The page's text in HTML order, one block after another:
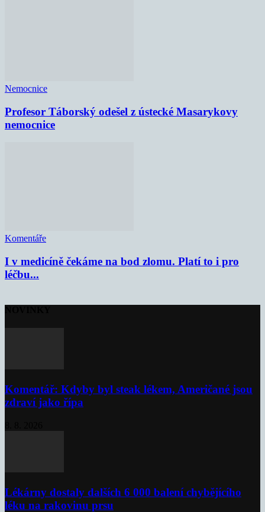
Nemocnice
Profesor Táborský odešel z ústecké Masarykovy
nemocnice
Komentáře
I v medicíně čekáme na bod zlomu. Platí to i pro
léčbu...
Komentář: Kdyby byl steak lékem, Američané jsou
zdraví jako řípa
Lékárny dostaly dalších 6 000 balení chybějícího
léku na rakovinu prsu